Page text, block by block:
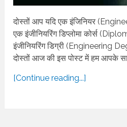
दोस्तों आप यदि एक इंजिनियर
एक इंजीनियरिंग डिप्लोमा कोर्स
इंजीनियरिंग डिग्री (Engineering
दोस्तों आज की इस पोस्ट में हम आपके
[Continue reading...]